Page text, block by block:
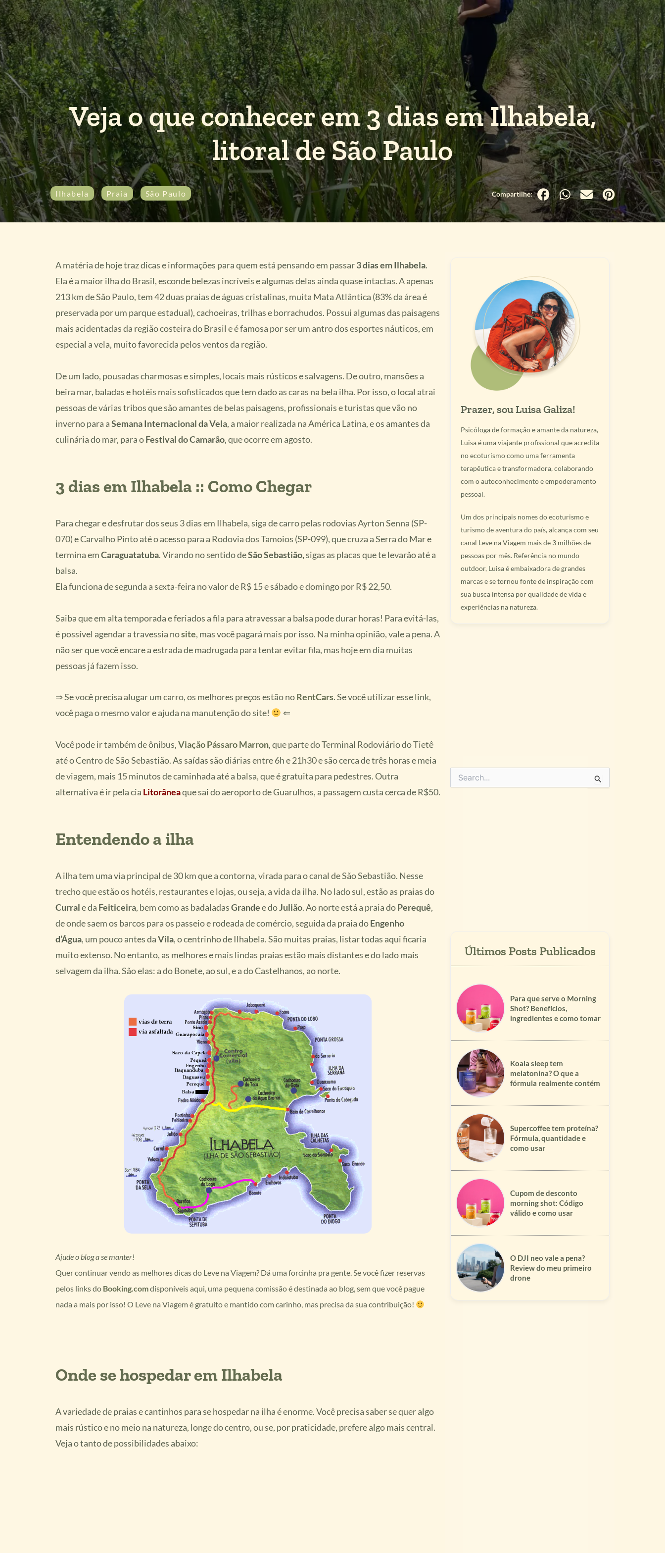
Veja o que conhecer em 3 dias em Ilhabela,
litoral de São Paulo
Ilhabela Praia São Paulo
A matéria de hoje traz dicas e informações para quem está pensando em passar3 dias em Ilhabela.
Ela é a maior ilha do Brasil, esconde belezas incríveis e algumas delas ainda quase intactas. A apenas
213 km de São Paulo, tem 42 duas praias de águas cristalinas, muita Mata Atlântica (83% da área é
preservada por um parque estadual), cachoeiras, trilhas e borrachudos. Possui algumas das paisagens
mais acidentadas da região costeira do Brasil e é famosa por ser um antro dos esportes náuticos, em
especial a vela, muito favorecida pelos ventos da região.
De um lado, pousadas charmosas e simples, locais mais rústicos e salvagens. De outro, mansões a
beira mar, baladas e hotéis mais sofisticados que tem dado as caras na bela ilha. Por isso, o local atrai
pessoas de várias tribos que são amantes de belas paisagens, profissionais e turistas que vão no
inverno para aSemana Internacional da Vela, a maior realizada na América Latina, e os amantes da
culinária do mar, para oFestival do Camarão, que ocorre em agosto.
3 dias em Ilhabela :: Como Chegar
Para chegar e desfrutar dos seus 3 dias em Ilhabela, siga de carro pelas rodovias Ayrton Senna (SP-
070) e Carvalho Pinto até o acesso para a Rodovia dos Tamoios (SP-099), que cruza a Serra do Mar e
termina emCaraguatatuba. Virando no sentido deSão Sebastião,sigas as placas que te levarão até a
balsa.
Ela funciona de segunda a sexta-feira no valor de R$ 15 e sábado e domingo por R$ 22,50.
Saiba que em alta temporada e feriados a fila para atravessar a balsa pode durar horas! Para evitá-las,
é possível agendar a travessia nosite, mas você pagará mais por isso. Na minha opinião, vale a pena. A
não ser que você encare a estrada de madrugada para tentar evitar fila, mas hoje em dia muitas
pessoas já fazem isso.
⇒ Se você precisa alugar um carro, os melhores preços estão noRentCars. Se você utilizar esse link,
você paga o mesmo valor e ajuda na manutenção do site!
⇐
Você pode ir também de ônibus,Viação Pássaro Marron, que parte do Terminal Rodoviário do Tietê
até o Centro de São Sebastião. As saídas são diárias entre 6h e 21h30 e são cerca de três horas e meia
de viagem, mais 15 minutos de caminhada até a balsa, que é gratuita para pedestres. Outra
alternativa é ir pela cia Litorâneaque sai do aeroporto de Guarulhos, a passagem custa cerca de R$50.
Entendendo a ilha
A ilha tem uma via principal de 30 km que a contorna, virada para o canal de São Sebastião. Nesse
trecho que estão os hotéis, restaurantes e lojas, ou seja, a vida da ilha. No lado sul, estão as praias do
Currale da Feiticeira, bem como as badaladasGrandee doJulião. Ao norte está a praia doPerequê,
de onde saem os barcos para os passeio e rodeada de comércio, seguida da praia doEngenho
d’Água, um pouco antes daVila, o centrinho de Ilhabela. São muitas praias, listar todas aqui ficaria
muito extenso. No entanto, as melhores e mais lindas praias estão mais distantes e do lado mais
selvagem da ilha. São elas: a do Bonete, ao sul, e a do Castelhanos, ao norte.
Ajude o blog a se manter!
Quer continuar vendo as melhores dicas do Leve na Viagem? Dá uma forcinha pra gente. Se você fizer reservas
pelos links do Booking.comdisponíveis aqui, uma pequena comissão é destinada ao blog, sem que você pague
nada a mais por isso! O Leve na Viagem é gratuito e mantido com carinho, mas precisa da sua contribuição!
Onde se hospedar em Ilhabela
A variedade de praias e cantinhos para se hospedar na ilha é enorme. Você precisa saber se quer algo
mais rústico e no meio na natureza, longe do centro, ou se, por praticidade, prefere algo mais central.
Veja o tanto de possibilidades abaixo:
Prazer, sou Luisa Galiza!
Psicóloga de formação e amante da natureza,
Luisa é uma viajante profissional que acredita
no ecoturismo como uma ferramenta
terapêutica e transformadora, colaborando
com o autoconhecimento e empoderamento
pessoal.
Um dos principais nomes do ecoturismo e
turismo de aventura do país, alcança com seu
canal Leve na Viagem mais de 3 milhões de
pessoas por mês. Referência no mundo
outdoor, Luisa é embaixadora de grandes
marcas e se tornou fonte de inspiração com
sua busca intensa por qualidade de vida e
experiências na natureza.
Pesquisar
por:
Para que serve o Morning
Shot? Benefícios,
ingredientes e como tomar
Koala sleep tem
melatonina? O que a
fórmula realmente contém
Supercoffee tem proteína?
Fórmula, quantidade e
como usar
Cupom de desconto
morning shot: Código
válido e como usar
O DJI neo vale a pena?
Review do meu primeiro
drone